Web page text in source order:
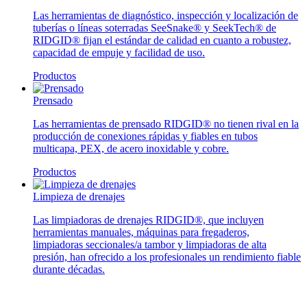
Las herramientas de diagnóstico, inspección y localización de
tuberías o líneas soterradas SeeSnake® y SeekTech® de
RIDGID® fijan el estándar de calidad en cuanto a robustez,
capacidad de empuje y facilidad de uso.
Productos
Prensado
Las herramientas de prensado RIDGID® no tienen rival en la
producción de conexiones rápidas y fiables en tubos
multicapa, PEX, de acero inoxidable y cobre.
Productos
Limpieza de drenajes
Las limpiadoras de drenajes RIDGID®, que incluyen
herramientas manuales, máquinas para fregaderos,
limpiadoras seccionales/a tambor y limpiadoras de alta
presión, han ofrecido a los profesionales un rendimiento fiable
durante décadas.